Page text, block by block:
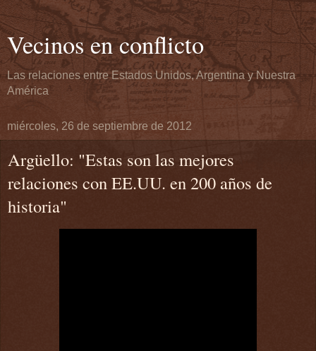
Vecinos en conflicto
Las relaciones entre Estados Unidos, Argentina y Nuestra
América
miércoles, 26 de septiembre de 2012
Argüello: "Estas son las mejores
relaciones con EE.UU. en 200 años de
historia"